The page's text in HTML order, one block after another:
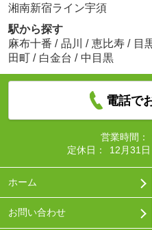
湘南新宿ライン宇須
駅から探す
麻布十番 / 品川 / 恵比寿 / 目
田町 / 白金台 / 中目黒
電話で
営業時間：
定休日：
12月31
ホーム
お問い合わせ